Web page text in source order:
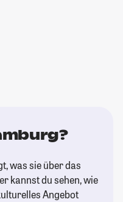
was sie über das
kannst du sehen, wie
Angebot